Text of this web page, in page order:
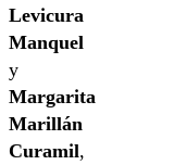
Levicura
Manquel
y
Margarita
Marillán
Curamil,